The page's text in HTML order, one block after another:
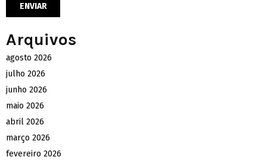
Arquivos
agosto 2026
julho 2026
junho 2026
maio 2026
abril 2026
março 2026
fevereiro 2026